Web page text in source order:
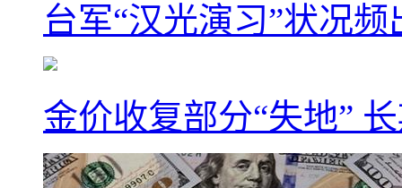
台军“汉光演习”状况
金价收复部分“失地”